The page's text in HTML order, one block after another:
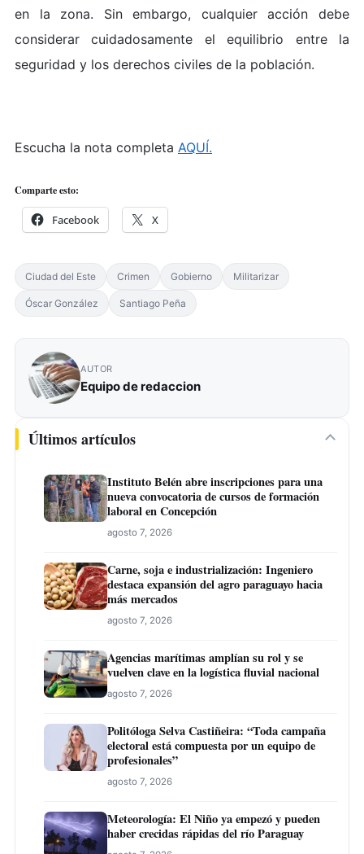
en la zona. Sin embargo, cualquier acción debe
considerar cuidadosamente el equilibrio entre la
seguridad y los derechos civiles de la población.
Escucha la nota completa AQUÍ.
Comparte esto:
Facebook X
Ciudad del Este Crimen Gobierno Militarizar
Óscar González Santiago Peña
AUTOR
Equipo de redaccion
Últimos artículos
Instituto Belén abre inscripciones para una
nueva convocatoria de cursos de formación
laboral en Concepción
agosto 7, 2026
Carne, soja e industrialización: Ingeniero
destaca expansión del agro paraguayo hacia
más mercados
agosto 7, 2026
Agencias marítimas amplían su rol y se
vuelven clave en la logística fluvial nacional
agosto 7, 2026
Politóloga Selva Castiñeira: “Toda campaña
electoral está compuesta por un equipo de
profesionales”
agosto 7, 2026
Meteorología: El Niño ya empezó y pueden
haber crecidas rápidas del río Paraguay